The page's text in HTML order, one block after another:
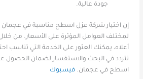
جودة عالية.
إن اختيار شركة عزل اسطح مناسبة في عجمان
لمختلف العوامل المؤثرة على الأسعار. من خلال
أعلاه، يمكنك العثور على الخدمة التي تناسب
تتردد في البحث والاستفسار لضمان
اسطح في عجمان. فيسبوك